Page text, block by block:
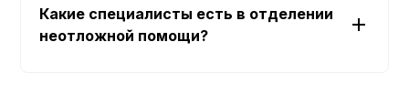
Какие специалисты есть в отделении
неотложной помощи?